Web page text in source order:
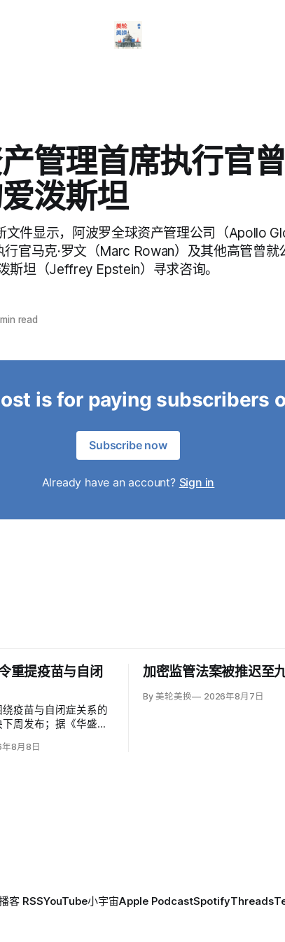
管理首席执行官
泼斯坦
文件显示，阿波罗全球资产管理公司（Apollo
官马克·罗文（Marc Rowan）及其他高管曾就
斯坦（Jeffrey Epstein）寻求咨询。
read
is for paying subscribers
Subscribe now
Already have an account? Sign in
重提疫苗与自闭
疫苗与自闭症关系的
周发布；据《华盛顿
究和家长选择权，内
8月8日
加密监管法案被推迟至
By 美轮美换 2026年8月7日
客 RSSYouTube小宇宙Apple PodcastSpotifyThreads